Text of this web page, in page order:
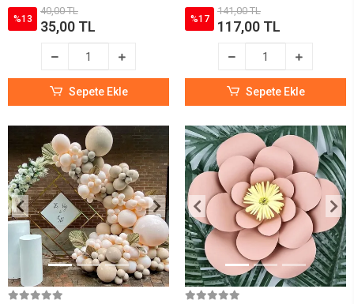
%13
40,00 TL
35,00 TL
Sepete Ekle
%17
141,00 TL
117,00 TL
Sepete Ekle